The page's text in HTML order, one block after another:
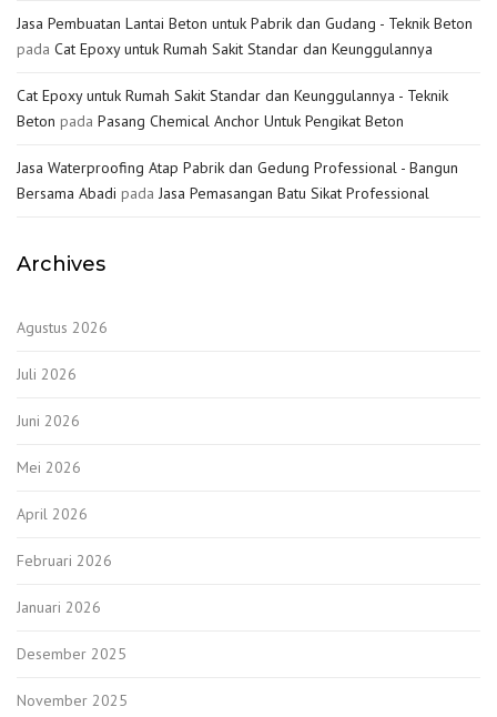
Jasa Pembuatan Lantai Beton untuk Pabrik dan Gudang - Teknik Beton
pada Cat Epoxy untuk Rumah Sakit Standar dan Keunggulannya
Cat Epoxy untuk Rumah Sakit Standar dan Keunggulannya - Teknik
Beton pada Pasang Chemical Anchor Untuk Pengikat Beton
Jasa Waterproofing Atap Pabrik dan Gedung Professional - Bangun
Bersama Abadi pada Jasa Pemasangan Batu Sikat Professional
Archives
Agustus 2026
Juli 2026
Juni 2026
Mei 2026
April 2026
Februari 2026
Januari 2026
Desember 2025
November 2025